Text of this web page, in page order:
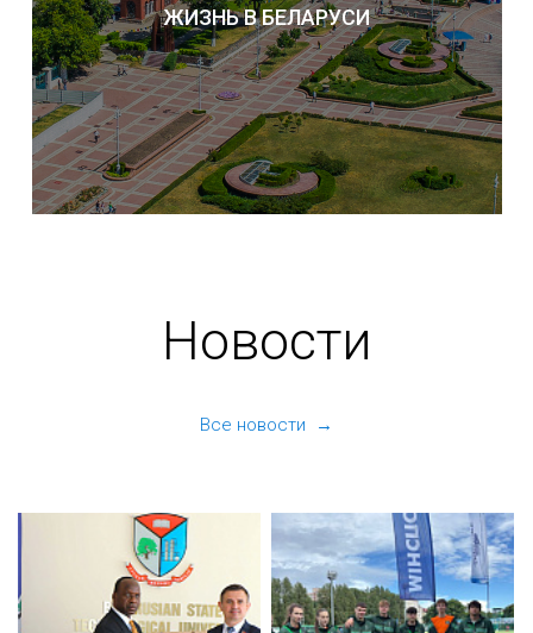
ЖИЗНЬ В БЕЛАРУСИ
Новости
Все новости →